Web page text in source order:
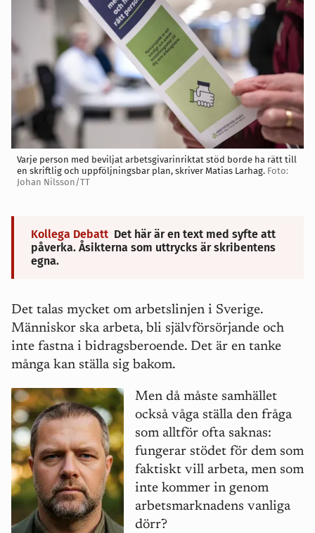
Varje person med beviljat arbetsgivarinriktat stöd borde ha rätt till
en skriftlig och uppföljningsbar plan, skriver Matias Larhag. Foto:
Johan Nilsson/TT
Kollega Debatt Det här är en text med syfte att
påverka. Åsikterna som uttrycks är skribentens
egna.
Det talas mycket om arbetslinjen i Sverige.
Människor ska arbeta, bli självförsörjande och
inte fastna i bidragsberoende. Det är en tanke
många kan ställa sig bakom.
Men då måste samhället
också våga ställa den fråga
som alltför ofta saknas:
fungerar stödet för dem som
faktiskt vill arbeta, men som
inte kommer in genom
arbetsmarknadens vanliga
dörr?